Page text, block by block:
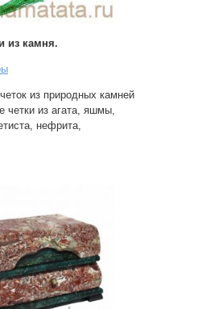
из камня.
из природных камней
четки из агата, яшмы,
нефрита,